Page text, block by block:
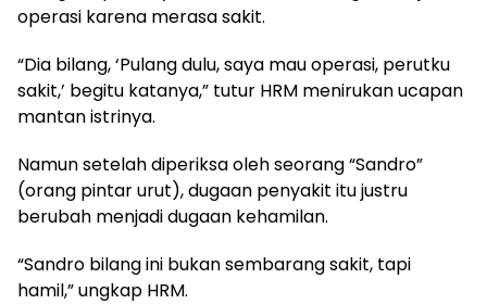
operasi karena merasa sakit.
“Dia bilang, ‘Pulang dulu, saya mau operasi, perutku
sakit,’ begitu katanya,” tutur HRM menirukan ucapan
mantan istrinya.
Namun setelah diperiksa oleh seorang “Sandro”
(orang pintar urut), dugaan penyakit itu justru
berubah menjadi dugaan kehamilan.
“Sandro bilang ini bukan sembarang sakit, tapi
hamil,” ungkap HRM.